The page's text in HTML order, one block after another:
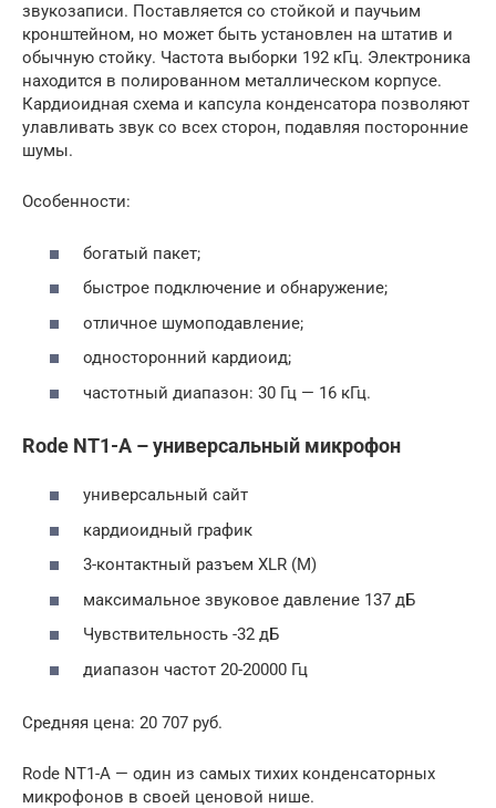
звукозаписи. Поставляется со стойкой и паучьим
кронштейном, но может быть установлен на штатив и
обычную стойку. Частота выборки 192 кГц. Электроника
находится в полированном металлическом корпусе.
Кардиоидная схема и капсула конденсатора позволяют
улавливать звук со всех сторон, подавляя посторонние
шумы.
Особенности:
богатый пакет;
быстрое подключение и обнаружение;
отличное шумоподавление;
односторонний кардиоид;
частотный диапазон: 30 Гц — 16 кГц.
Rode NT1-A – универсальный микрофон
универсальный сайт
кардиоидный график
3-контактный разъем XLR (M)
максимальное звуковое давление 137 дБ
Чувствительность -32 дБ
диапазон частот 20-20000 Гц
Средняя цена: 20 707 руб.
Rode NT1-A — один из самых тихих конденсаторных
микрофонов в своей ценовой нише.